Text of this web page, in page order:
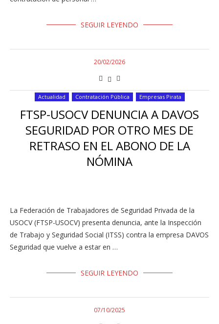
SEGUIR LEYENDO
20/02/2026
Actualidad Contratación Pública Empresas Pirata
FTSP-USOCV DENUNCIA A DAVOS
SEGURIDAD POR OTRO MES DE
RETRASO EN EL ABONO DE LA
NÓMINA
La Federación de Trabajadores de Seguridad Privada de la
USOCV (FTSP-USOCV) presenta denuncia, ante la Inspección
de Trabajo y Seguridad Social (ITSS) contra la empresa DAVOS
Seguridad que vuelve a estar en …
SEGUIR LEYENDO
07/10/2025